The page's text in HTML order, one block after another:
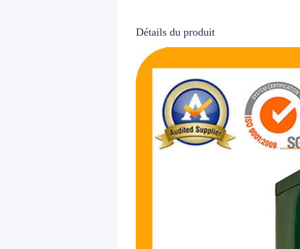
Détails du produit